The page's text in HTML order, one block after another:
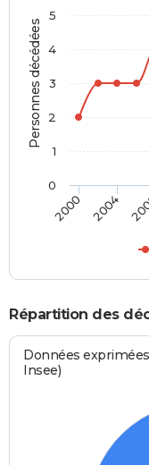
Personnes décédées
2000 2004
0
1
2
3
4
5
Répartition des
Données
Insee)